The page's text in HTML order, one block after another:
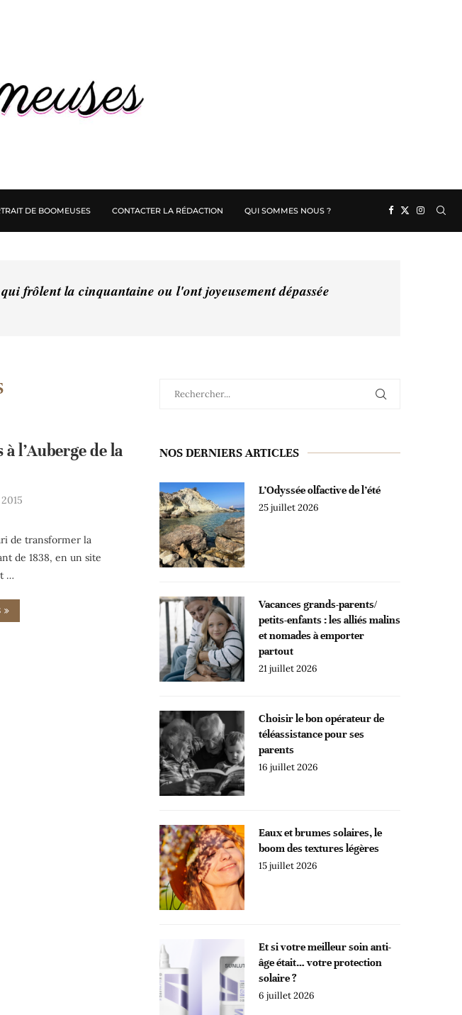
DE BOOMEUSES CONTACTER LA RÉDACTION QUI SOMMES NOUS ?
frôlent la cinquantaine ou l'ont joyeusement dépassée
l’Auberge de la
de transformer la
de 1838, en un site
…
NOS DERNIERS ARTICLES
L’Odyssée olfactive de l’été
25 juillet 2026
Vacances grands-parents/
petits-enfants : les alliés malins
et nomades à emporter
partout
21 juillet 2026
Choisir le bon opérateur de
téléassistance pour ses
parents
16 juillet 2026
Eaux et brumes solaires, le
boom des textures légères
15 juillet 2026
Et si votre meilleur soin anti-
âge était… votre protection
solaire ?
6 juillet 2026